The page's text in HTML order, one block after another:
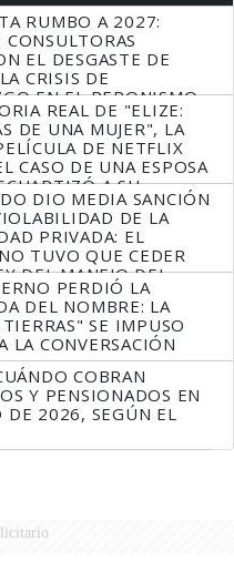
RUMBO A 2027:
CONSULTORAS
EL DESGASTE DE
CRISIS DE
EN EL PERONISMO
REAL DE "ELIZE:
DE UNA MUJER", LA
DE NETFLIX
CASO DE UNA ESPOSA
A SU
DIO MEDIA SANCIÓN
DE LA
PRIVADA: EL
TUVO QUE CEDER
DEL MANEJO DEL
PERDIÓ LA
DEL NOMBRE: LA
SE IMPUSO
LA CONVERSACIÓN
COBRAN
Y PENSIONADOS EN
DE 2026, SEGÚN EL